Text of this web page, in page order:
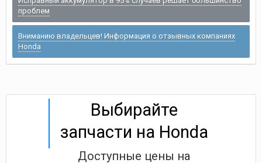
проблем
Вниманию владельцев! Информация о отзывных компаниях
Honda
Выбирайте
запчасти на Honda
Доступные цены на